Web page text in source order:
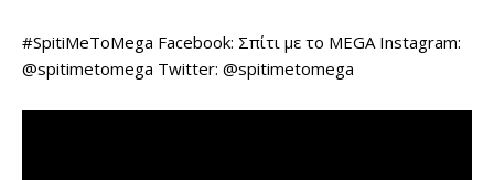
#SpitiMeToMega Facebook: Σπίτι με το MEGA Instagram:
@spitimetomega Twitter: @spitimetomega